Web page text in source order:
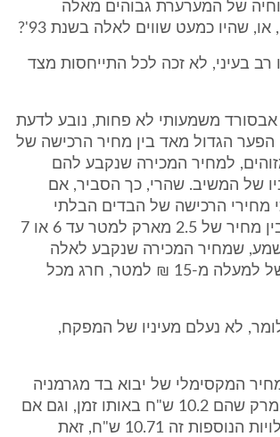
של המערערת גבוהים מאלה
שהיו כמעט שווים לאלה בשנת 93'?
רב בעיני, לא זכה לכל התייחסות מצד
אבסורד משמעותי לא פחות, נובע לדעת
הפער הגדול מאד בין מחיר הרכישה של
למחיר המכירה שנקבע להם
של המשיב. שהרי, כך הסביר, אם
מחירי הרכישה של הבדים הבלתי
מזוהים אכן נעו בין מחיר של 2.5 מארק למטר עד 6 או 7
שמחיר המכירה שנקבע לאלה
בשומה, בגובה של למעלה מ-15 ₪ למטר, חרג מכל
לא נעלם מעיניו של המפקח,
המקסימלי של יבוא בד מגרמניה
היה בסביבות 6 מרק שהם 10.2 ש"ח באותו זמן, וגם אם
מוסיפים את העלויות הנוספות זה 10.71 ש"ח, זאת